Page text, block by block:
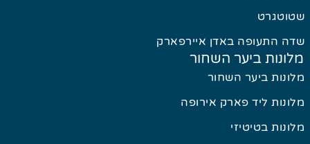
שטוטגרט
שדה התעופה באדן איירפארק
מלונות ביער השחור
מלונות ביער השחור
מלונות ליד פארק אירופה
מלונות בטיטיזי